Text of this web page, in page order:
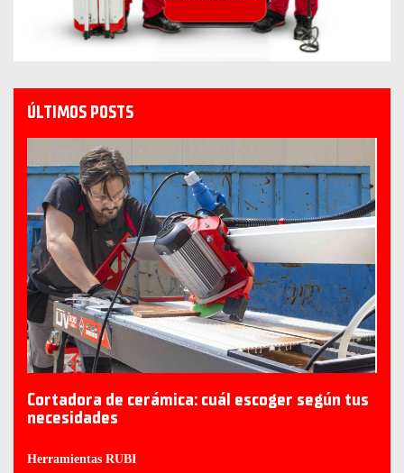
ÚLTIMOS POSTS
Cortadora de cerámica: cuál escoger según tus
necesidades
Herramientas RUBI